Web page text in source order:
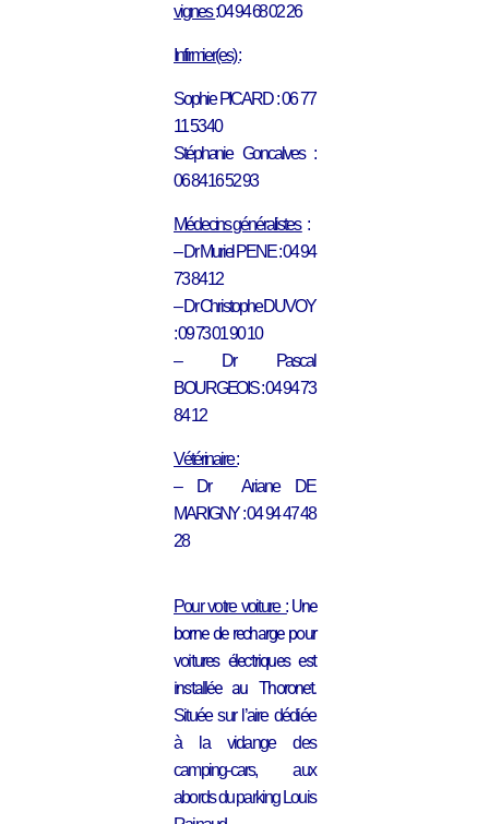
vignes:04 94 68 02 26
Infirmier(es) :
Sophie PICARD : 06 77
11 53 40
Stéphanie Goncalves :
06 84 16 52 93
Médecins généralistes:
– Dr Muriel PENE : 04 94
73 84 12
– Dr Christophe DUVOY
: 09 73 01 90 10
– Dr Pascal
BOURGEOIS : 04 94 73
84 12
Vétérinaire :
– Dr Ariane DE
MARIGNY : 04 94 47 48
28
Pour votre voiture : Une
borne de recharge pour
voitures électriques est
installée au Thoronet.
Située sur l’aire dédiée
à la vidange des
camping-cars, aux
abords du parking Louis